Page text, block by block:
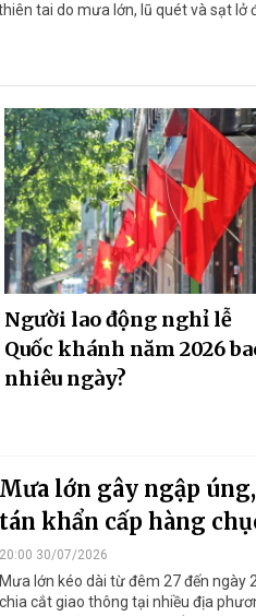
tai do mưa lớn, lũ quét và sạt lở
Người lao động nghỉ lễ
Quốc khánh năm 2026
nhiêu ngày?
Mưa lớn gây ngập
tán khẩn cấp hàng
20:00 30/07/2026
Mưa lớn kéo dài từ đêm 27 đến ngày
chia cắt giao thông tại nhiều địa